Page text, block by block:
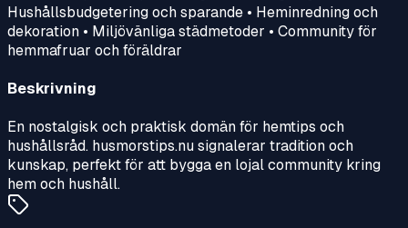
Hushållsbudgetering och sparande • Heminredning och
dekoration • Miljövänliga städmetoder • Community för
hemmafruar och föräldrar
Beskrivning
En nostalgisk och praktisk domän för hemtips och
hushållsråd. husmorstips.nu signalerar tradition och
kunskap, perfekt för att bygga en lojal community kring
hem och hushåll.